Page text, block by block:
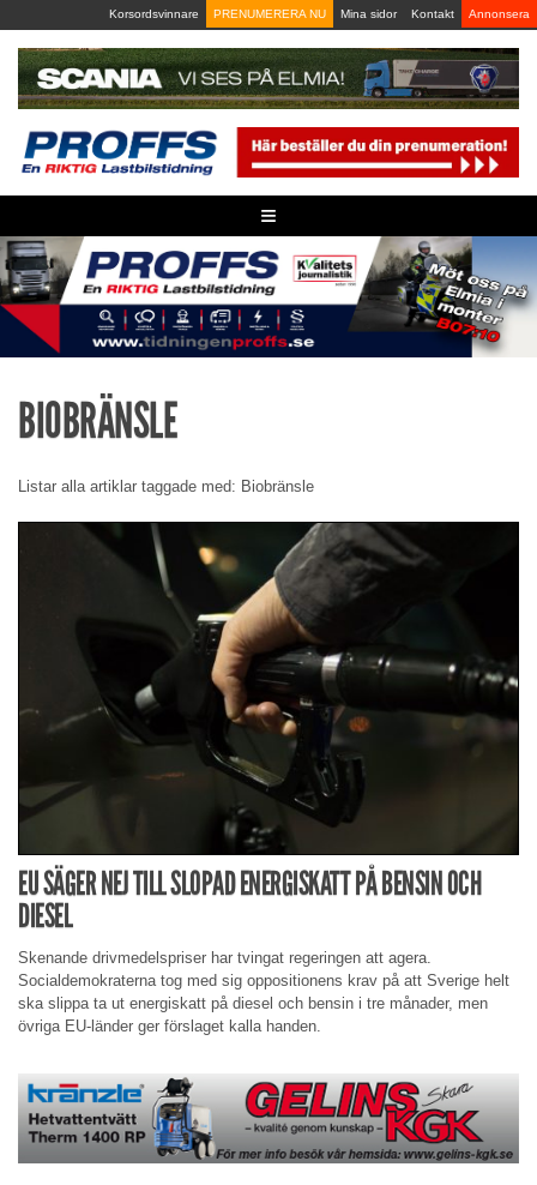
to
content
Korsordsvinnare PRENUMERERA NU Mina sidor Kontakt Annonsera
≡
BIOBRÄNSLE
Listar alla artiklar taggade med: Biobränsle
EU SÄGER NEJ TILL SLOPAD ENERGISKATT PÅ BENSIN OCH
DIESEL
Skenande drivmedelspriser har tvingat regeringen att agera.
Socialdemokraterna tog med sig oppositionens krav på att Sverige helt
ska slippa ta ut energiskatt på diesel och bensin i tre månader, men
övriga EU-länder ger förslaget kalla handen.